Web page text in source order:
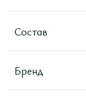
Состав
Бренд